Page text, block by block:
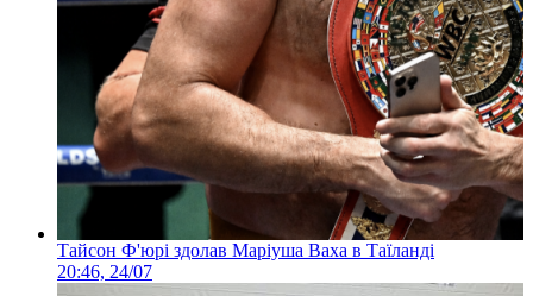
Тайсон Ф'юрі здолав Маріуша Ваха в Таїланді
20:46, 24/07